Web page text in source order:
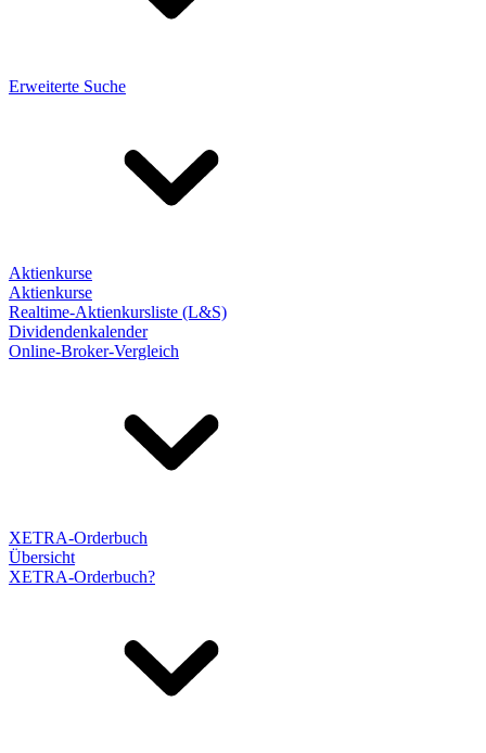
Erweiterte Suche
Aktienkurse
Aktienkurse
Realtime-Aktienkursliste (L&S)
Dividendenkalender
Online-Broker-Vergleich
XETRA-Orderbuch
Übersicht
XETRA-Orderbuch?